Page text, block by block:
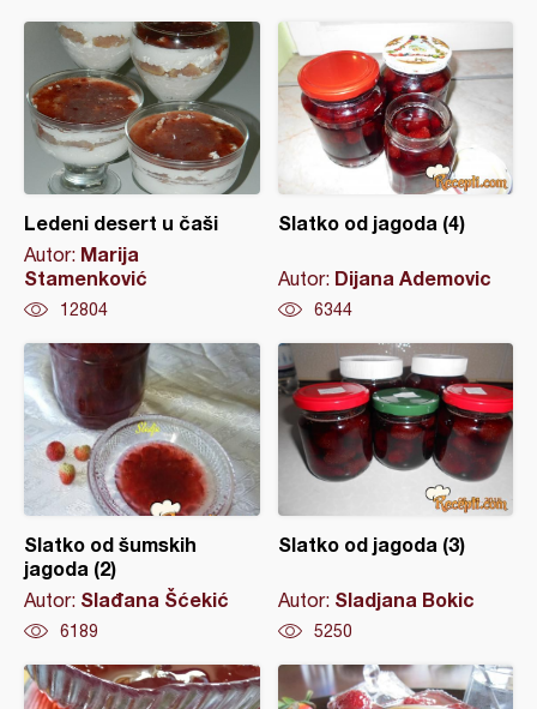
Ledeni desert u čaši
Autor: Marija
Stamenković
12804
Slatko od jagoda (4)
Autor: Dijana Ademovic
6344
Slatko od šumskih
jagoda (2)
Autor: Slađana Šćekić
6189
Slatko od jagoda (3)
Autor: Sladjana Bokic
5250